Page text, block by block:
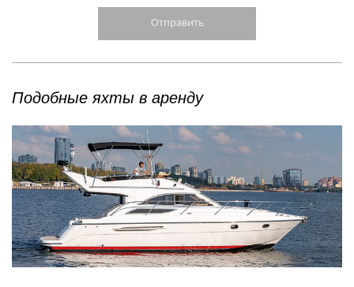
Подобные яхты в аренду